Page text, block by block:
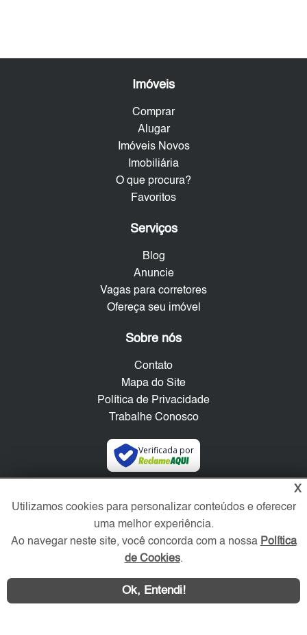
Imóveis
Comprar
Alugar
Imóveis Novos
Imobiliária
O que procura?
Favoritos
Serviços
Blog
Anuncie
Vagas para corretores
Ofereça seu imóvel
Sobre nós
Contato
Mapa do Site
Política de Privacidade
Trabalhe Conosco
Verificada por
X
Utilizamos cookies para personalizar conteúdos e oferecer
uma melhor experiência.
Ao navegar neste site, você concorda com a nossa Política
de Cookies.
Ok, Entendi!